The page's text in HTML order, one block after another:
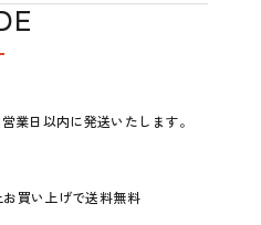
業日以内に発送いたします。
買い上げで送料無料